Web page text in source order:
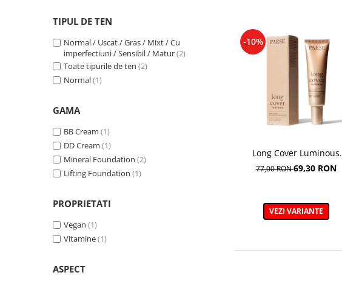
33 Golden Beige
4W Golden Beige (1)
4W LIGHT BEIGE(1)
500W Light Beige
507 Caramel
TIPUL DE TEN
Normal / Uscat / Gras / Mixt / Cu
imperfectiuni / Sensibil / Matur(2)
Toate tipurile de ten (2)
Normal(1)
GAMA
BB Cream (1)
DD Cream (1)
Mineral Foundation (2)
Lifting Foundation (1)
PROPRIETATI
Vegan (1)
Vitamine(1)
ASPECT
-10%
Long Cover Luminous
Foundation– Fond de ten
77,00 RON69,30 RON
VEZI VARIANTE